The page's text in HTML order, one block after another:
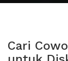
Cari